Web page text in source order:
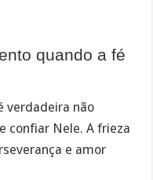
quando a fé
verdadeira não
confiar Nele. A frieza
e amor